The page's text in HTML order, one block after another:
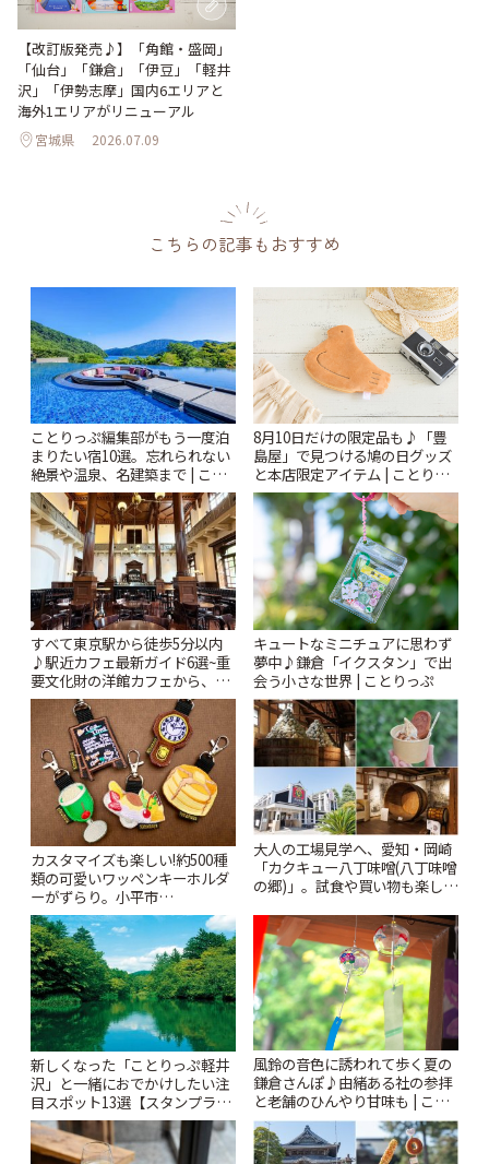
【改訂版発売♪】「角館・盛岡」
「仙台」「鎌倉」「伊豆」「軽井
沢」「伊勢志摩」国内6エリアと
海外1エリアがリニューアル
宮城県 2026.07.09
こちらの記事もおすすめ
ことりっぷ編集部がもう一度泊
まりたい宿10選。忘れられない
絶景や温泉、名建築まで | こと
りっぷ
8月10日だけの限定品も♪「豊
島屋」で見つける鳩の日グッズ
と本店限定アイテム | ことりっ
ぷ
すべて東京駅から徒歩5分以内
♪駅近カフェ最新ガイド6選~重
要文化財の洋館カフェから、改
札すぐのレトロ喫茶まで~ | こと
りっぷ
キュートなミニチュアに思わず
夢中♪鎌倉「イクスタン」で出
会う小さな世界 | ことりっぷ
カスタマイズも楽しい!約500種
類の可愛いワッペンキーホルダ
ーがずらり。小平市
「Kimamaya T&K」 | ことりっ
ぷ
大人の工場見学へ、愛知・岡崎
「カクキュー八丁味噌(八丁味噌
の郷)」。試食や買い物も楽しみ
新しくなった「ことりっぷ軽井
沢」と一緒におでかけしたい注
目スポット13選【スタンプラリ
ー開催中】 | ことりっぷ
風鈴の音色に誘われて歩く夏の
鎌倉さんぽ♪由緒ある社の参拝
と老舗のひんやり甘味も | こと
りっぷ